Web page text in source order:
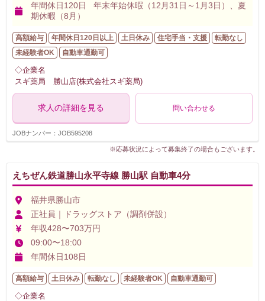
年間休日120日 年末年始休暇（12月31日～1月3日）、夏
期休暇（8月）
高額給与 年間休日120日以上 土日休み 住宅手当・支援
転勤なし
未経験者OK
自動車通勤可
◇企業名
スギ薬局 勝山店(株式会社スギ薬局)
求人の詳細を見る 問い合わせる
JOBナンバー：JOB595208
※応募状況によって募集終了の場合もございます。
えちぜん鉄道勝山永平寺線 勝山駅 自動車4分
福井県勝山市
正社員｜ドラッグストア（調剤併設）
年収428〜703万円
09:00〜18:00
年間休日108日
高額給与 土日休み 転勤なし 未経験者OK 自動車通勤可
◇企業名